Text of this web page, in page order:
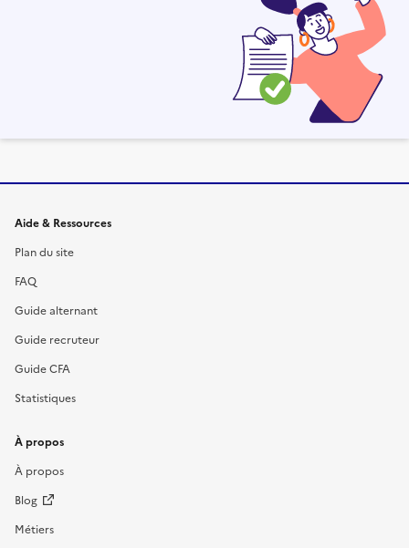
Informations et liens du site
Aide & Ressources
Plan du site
FAQ
Guide alternant
Guide recruteur
Guide CFA
Statistiques
À propos
À propos
Blog
Métiers